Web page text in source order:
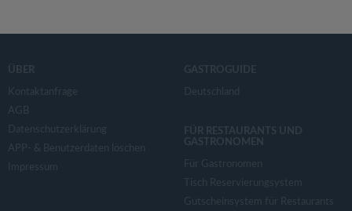
ÜBER
Kontaktanfrage
AGB
Datenschutzerklärung
APP- & Benutzerdaten löschen
Impressum
GASTROGUIDE
Deutschland
FÜR RESTAURANTS UND
GASTRONOMEN
Für Gastronomen
Tisch Reservierungsystem
Gutscheinsystem für Restaurants